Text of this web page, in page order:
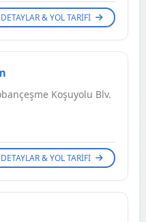
DETAYLAR & YOL TARIFI
Koşuyolu Blv.
DETAYLAR & YOL TARIFI